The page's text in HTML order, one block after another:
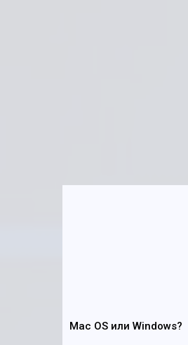
Mac OS или Windows?